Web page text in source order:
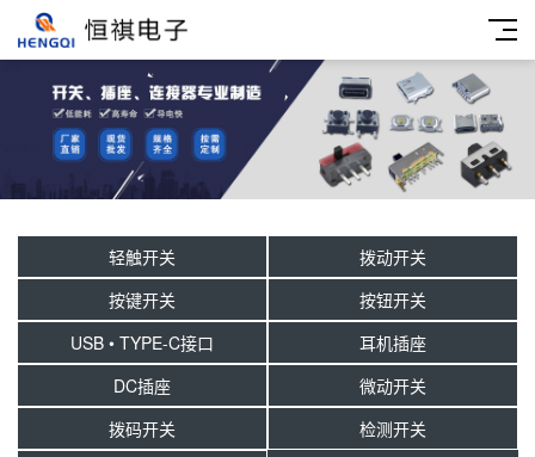
轻触开关
拨动开关
按键开关
按钮开关
USB • TYPE-C接口
耳机插座
DC插座
微动开关
拨码开关
检测开关